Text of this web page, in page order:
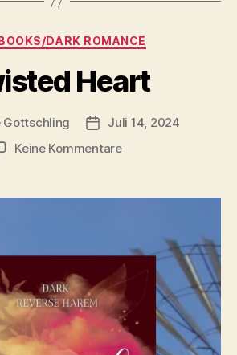
Kategorien
DARK ROMANCE
Heart
Gottschling Veröffentlichungsdatum
Juli 14, 2024
Keine Kommentarezu